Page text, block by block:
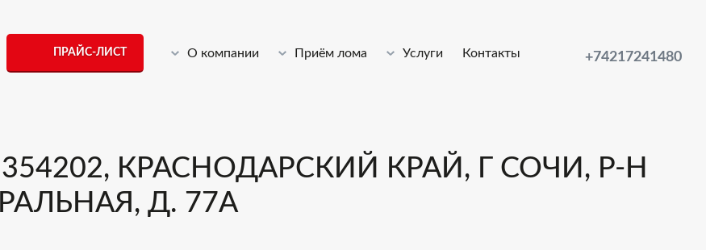
ПРАЙС-ЛИСТ О компании Приём лома Услуги Контакты +74217241480
КРАСНОДАРСКИЙ КРАЙ, Г СОЧИ, Р-Н
Д. 77А